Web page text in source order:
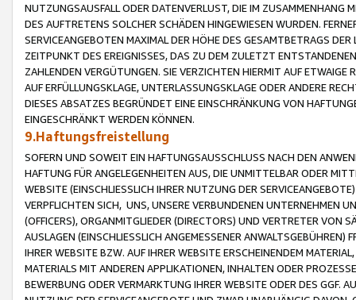
NUTZUNGSAUSFALL ODER DATENVERLUST, DIE IM ZUSAMMENHANG
DES AUFTRETENS SOLCHER SCHÄDEN HINGEWIESEN WURDEN.
SERVICEANGEBOTEN MAXIMAL DER HÖHE DES GESAMTBETRAGS
ZEITPUNKT DES EREIGNISSES, DAS ZU DEM ZULETZT
ZAHLENDEN VERGÜTUNGEN. SIE VERZICHTEN HIERMIT AUF
AUF ERFÜLLUNGSKLAGE, UNTERLASSUNGSKLAGE ODER ANDERE
DIESES ABSATZES BEGRÜNDET EINE EINSCHRÄNKUNG VON
EINGESCHRÄNKT WERDEN KÖNNEN.
9.Haftungsfreistellung
SOFERN UND SOWEIT EIN HAFTUNGSAUSSCHLUSS NACH DEN
HAFTUNG FÜR ANGELEGENHEITEN AUS, DIE UNMITTELBAR ODER
WEBSITE (EINSCHLIESSLICH IHRER NUTZUNG DER
VERPFLICHTEN SICH, UNS, UNSERE VERBUNDENEN UNTERNEHMEN
(OFFICERS), ORGANMITGLIEDER (DIRECTORS) UND VERTRETER VON
AUSLAGEN (EINSCHLIESSLICH ANGEMESSENER
IHRER WEBSITE BZW. AUF IHRER WEBSITE ERSCHEINENDEM
MATERIALS MIT ANDEREN APPLIKATIONEN, INHALTEN ODER
BEWERBUNG ODER VERMARKTUNG IHRER WEBSITE ODER DES GGF.